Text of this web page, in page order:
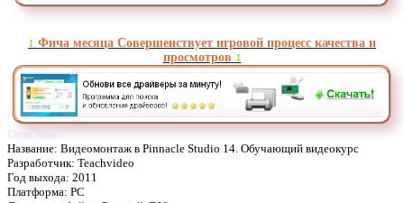
↕️ Фича месяца Совершенствует игровой процесс качества и
просмотров ↕️
Описание:
Название: Видеомонтаж в Pinnacle Studio 14. Обучающий видеокурс
Разработчик: Teachvideo
Год выхода: 2011
Платформа: PC